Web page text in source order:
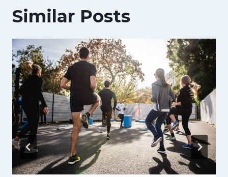
Similar Posts